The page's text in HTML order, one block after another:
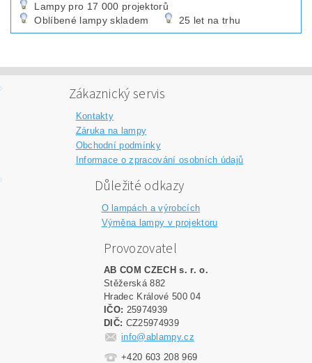
Lampy pro 17 000 projektorů
Oblíbené lampy skladem
25 let na trhu
Zákaznický servis
Kontakty
Záruka na lampy
Obchodní podmínky
Informace o zpracování osobních údajů
Důležité odkazy
O lampách a výrobcích
Výměna lampy v projektoru
Provozovatel
AB COM CZECH s. r. o.
Stěžerská 882
Hradec Králové 500 04
IČO: 25974939
DIČ: CZ25974939
info@ablampy.cz
+420 603 208 969